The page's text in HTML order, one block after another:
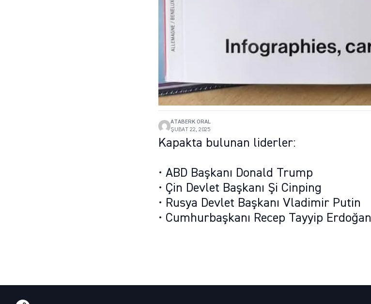
ATABERK ORAL
ŞUBAT 22, 2025
Kapakta bulunan liderler:
• ABD Başkanı Donald Trump
• Çin Devlet Başkanı Şi Cinping
• Rusya Devlet Başkanı Vladimir Putin
• Cumhurbaşkanı Recep Tayyip Erdoğan